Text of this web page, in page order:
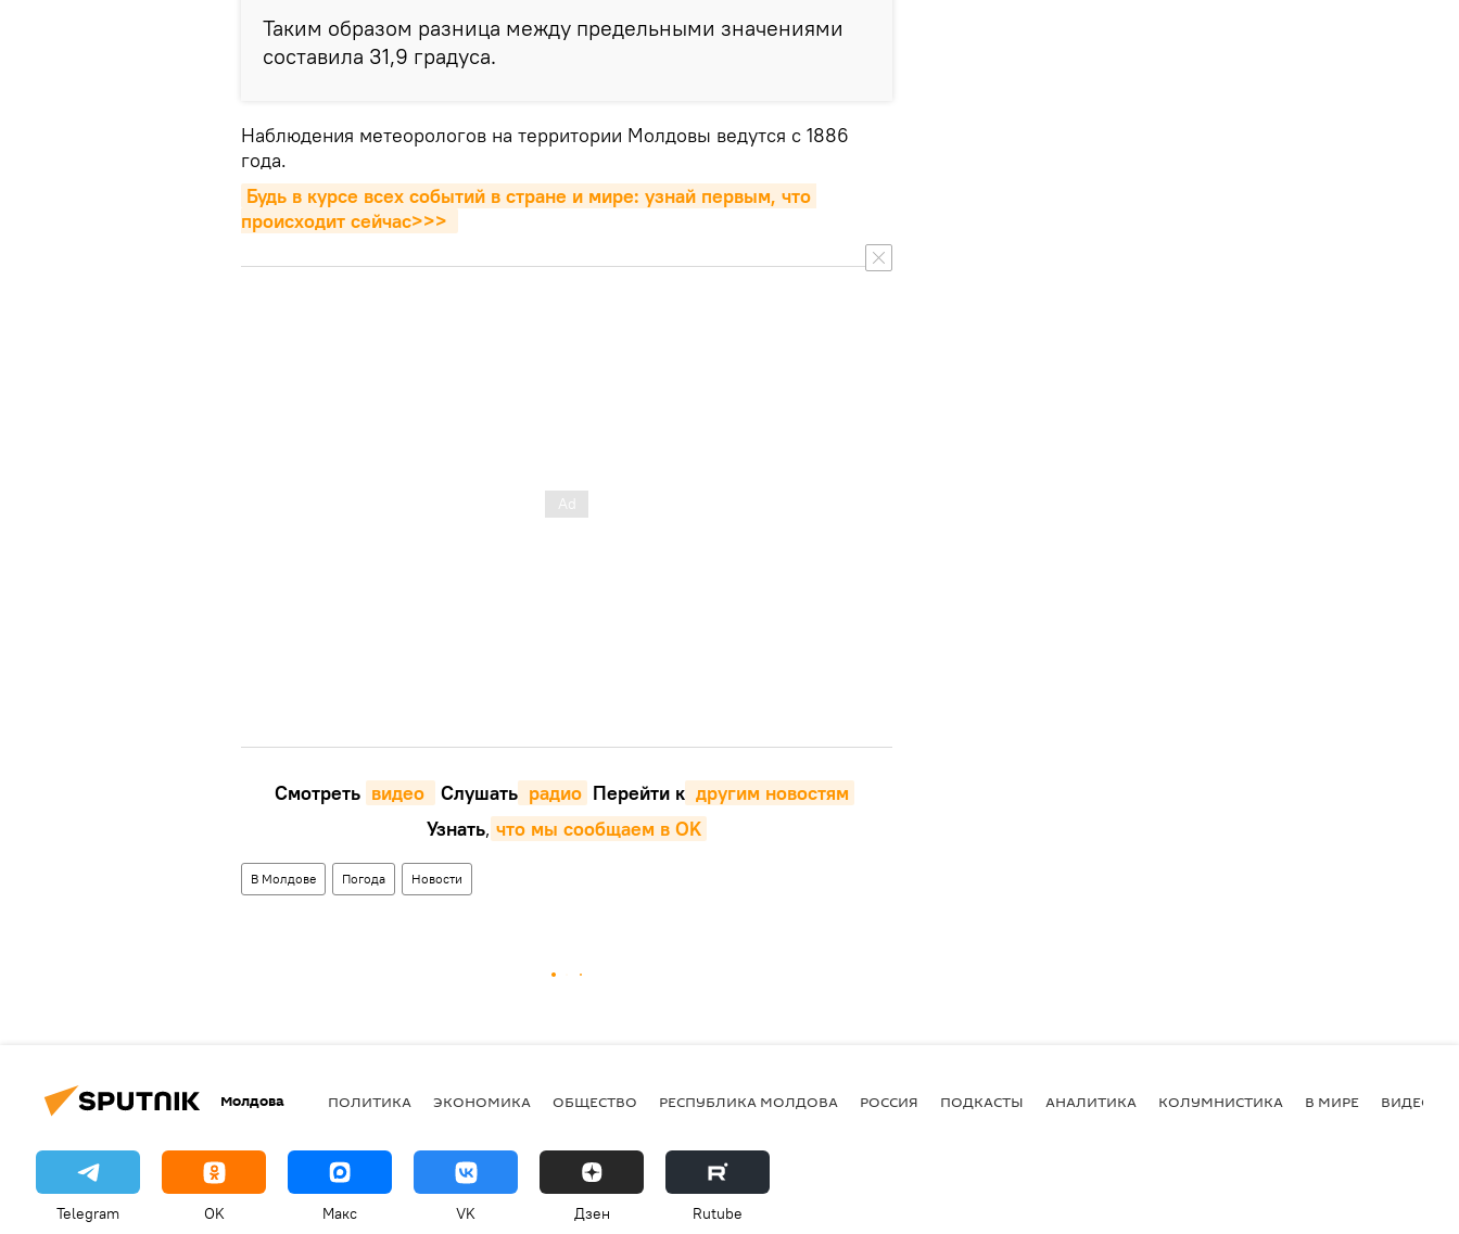
Таким образом разница между предельными значениями
составила 31,9 градуса.
Наблюдения метеорологов на территории Молдовы ведутся с 1886
года.
Будь в курсе всех событий в стране и мире: узнай первым, что
происходит сейчаc>>>
Смотреть видео Cлушать радио Перейти к другим новостям
Узнать, что мы сообщаем в OK
В Молдове Погода Новости
Молдова ПОЛИТИКА ЭКОНОМИКА ОБЩЕСТВО РЕСПУБЛИКА МОЛДОВА РОССИЯ ПОДКАСТЫ АНАЛИТИКА КОЛУМНИСТИКА В МИРЕ ВИДЕО
Telegram OK Макс VK Дзен Rutube